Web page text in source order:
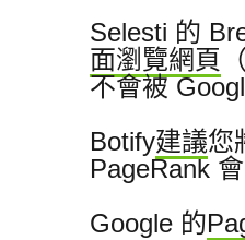
Selesti 的
面瀏覽網頁
不會被
Botify建議您
PageRank
Google 的